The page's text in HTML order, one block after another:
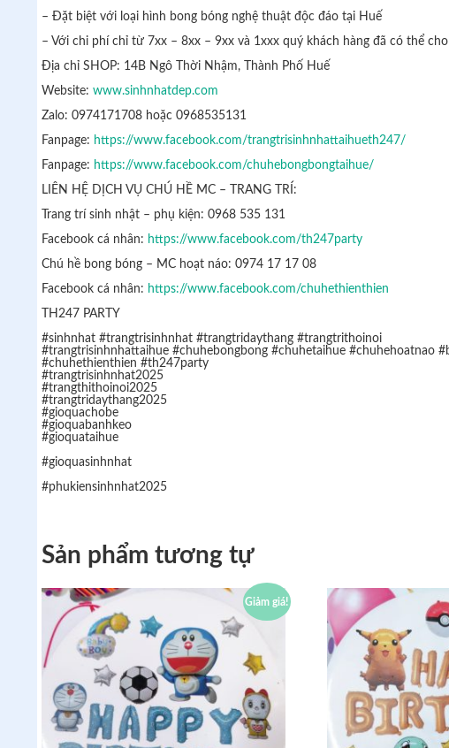
– Đặt biệt với loại hình bong bóng nghệ thuật độc đáo tại Huế
– Với chi phí chỉ từ 7xx – 8xx – 9xx và 1xxx quý khách hàng đã có thể
Địa chỉ SHOP: 14B Ngô Thời Nhậm, Thành Phố Huế
Website: www.sinhnhatdep.com
Zalo: 0974171708 hoặc 0968535131
Fanpage: https://www.facebook.com/trangtrisinhnhattaihueth247/
Fanpage: https://www.facebook.com/chuhebongbongtaihue/
LIÊN HỆ DỊCH VỤ CHÚ HỀ MC – TRANG TRÍ:
Trang trí sinh nhật – phụ kiện: 0968 535 131
Facebook cá nhân: https://www.facebook.com/th247party
Chú hề bong bóng – MC hoạt náo: 0974 17 17 08
Facebook cá nhân: https://www.facebook.com/chuhethienthien
TH247 PARTY
#sinhnhat #trangtrisinhnhat #trangtridaythang #trangtrithoinoi
#trangtrisinhnhattaihue #chuhebongbong #chuhetaihue #chuhehoatnao
#chuhethienthien #th247party
#trangtrisinhnhat2025
#trangthithoinoi2025
#trangtridaythang2025
#gioquachobe
#gioquabanhkeo
#gioquataihue
#gioquasinhnhat
#phukiensinhnhat2025
Sản phẩm tương tự
Giảm giá!